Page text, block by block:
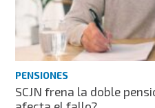
PENSIONES
SCJN frena la doble